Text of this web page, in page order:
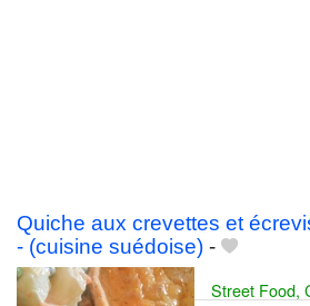
Quiche aux crevettes et
- (cuisine suédoise) -
Street Food,